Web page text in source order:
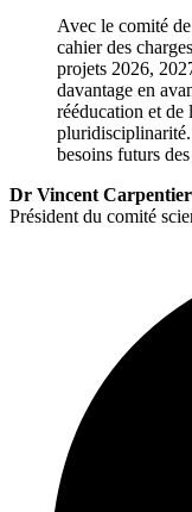
Avec le comité
cahier des
projets 2026,
davantage en
rééducation et de
besoins futurs
Dr Vincent Carpentier
Président du comité